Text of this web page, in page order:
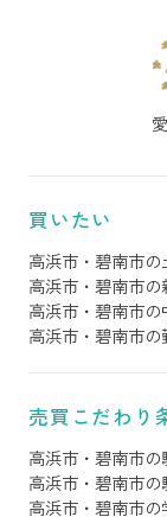
買いたい
高浜市・碧南市の
高浜市・碧南市
高浜市・碧南市
高浜市・碧南市
売買こだわり
高浜市・碧南市の
高浜市・碧南市の
高浜市・碧南市